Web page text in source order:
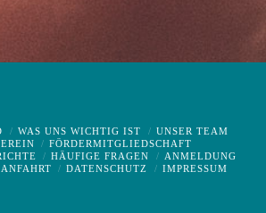
WAS UNS WICHTIG IST
UNSER TEAM
FÖRDERMITGLIEDSCHAFT
HÄUFIGE FRAGEN
ANMELDUNG
DATENSCHUTZ IMPRESSUM